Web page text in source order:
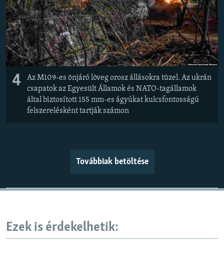
4
Az M109-es önjáró löveg orosz állásokra tüzel. Az ukrán
csapatok az Egyesült Államok és NATO-tagállamok
által biztosított 155 mm-es ágyúkat kulcsfontosságú
felszerelésként tartják számon
Továbbiak betöltése
Ezek is érdekelhetik: